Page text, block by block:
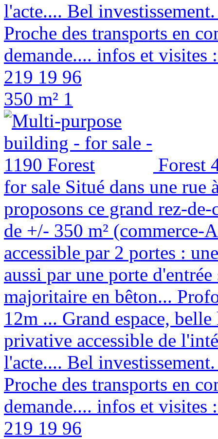
l'acte.... Bel
Proche des transports en
demande.... infos et
219 19 96
350 m² 1
Forest
for sale Situé dans une rue
proposons ce grand rez-
de +/- 350 m² (commerce-
accessible par 2 portes :
aussi par une porte
majoritaire en bêton...
12m ... Grand espace,
privative accessible de
l'acte.... Bel
Proche des transports en
demande.... infos et
219 19 96